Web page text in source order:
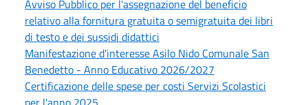
Avviso Pubblico per l'assegnazione del beneficio
relativo alla fornitura gratuita o semigratuita dei libri
di testo e dei sussidi didattici
Manifestazione d'interesse Asilo Nido Comunale San
Benedetto - Anno Educativo 2026/2027
Certificazione delle spese per costi Servizi Scolastici